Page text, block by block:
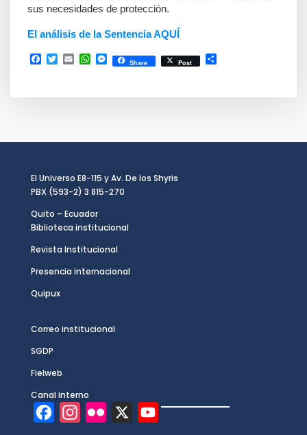
sus necesidades de protección.
El análisis de la Sentencia AQUÍ
Facebook
TwitterEmailWhatsApp
Messenger
Share Post
El Universo E8-115 y Av. De los Shyris
PBX (593-2) 3 815-270
Quito – Ecuador
Biblioteca institucional
Revista Institucional
Presencia internacional
Quipux
Correo institucional
SGDP
Fielweb
Canal interno
Y